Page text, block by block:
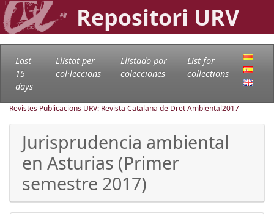
Repositori URV
Last
15
days
Llistat per
col·leccions
Llistado por
colecciones
List for
collections
Revistes Publicacions URV: Revista Catalana de Dret Ambiental2017
Jurisprudencia ambiental
en Asturias (Primer
semestre 2017)